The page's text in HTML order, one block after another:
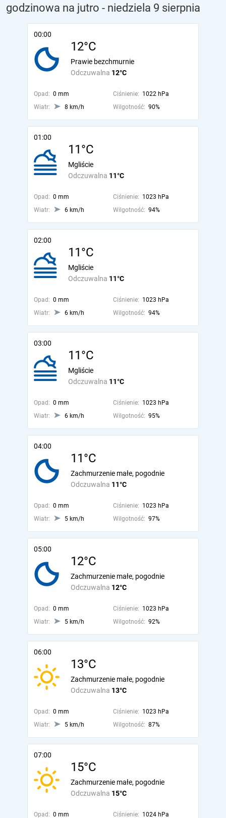
godzinowa na jutro - niedziela 9 sierpnia
00:00
12°C
Odczuwalna 12°C
Prawie bezchmurnie
Opad: 0 mm Ciśnienie: 1022 hPa
Wiatr:
8 km/h Wilgotność: 90%
01:00
11°C
Odczuwalna 11°C
Mgliście
Opad: 0 mm Ciśnienie: 1023 hPa
Wiatr:
6 km/h Wilgotność: 94%
02:00
11°C
Odczuwalna 11°C
Mgliście
Opad: 0 mm Ciśnienie: 1023 hPa
Wiatr:
6 km/h Wilgotność: 94%
03:00
11°C
Odczuwalna 11°C
Mgliście
Opad: 0 mm Ciśnienie: 1023 hPa
Wiatr:
6 km/h Wilgotność: 95%
04:00
11°C
Odczuwalna 11°C
Zachmurzenie małe, pogodnie
Opad: 0 mm Ciśnienie: 1023 hPa
Wiatr:
5 km/h Wilgotność: 97%
05:00
12°C
Odczuwalna 12°C
Zachmurzenie małe, pogodnie
Opad: 0 mm Ciśnienie: 1023 hPa
Wiatr:
5 km/h Wilgotność: 92%
06:00
13°C
Odczuwalna 13°C
Zachmurzenie małe, pogodnie
Opad: 0 mm Ciśnienie: 1023 hPa
Wiatr:
5 km/h Wilgotność: 87%
07:00
15°C
Odczuwalna 15°C
Zachmurzenie małe, pogodnie
Opad: 0 mm Ciśnienie: 1024 hPa